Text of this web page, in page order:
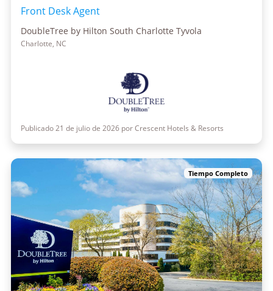
Front Desk Agent
DoubleTree by Hilton South Charlotte Tyvola
Charlotte, NC
Publicado 21 de julio de 2026 por Crescent Hotels & Resorts
Tiempo Completo